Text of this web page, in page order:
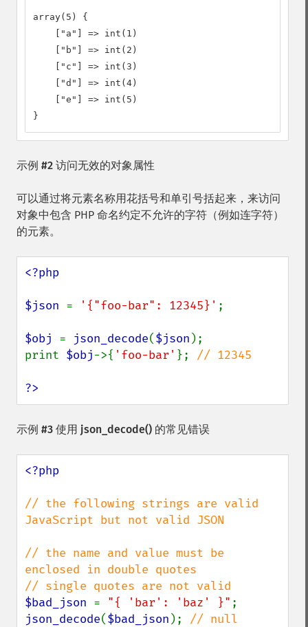
array(5) {
    ["a"] => int(1)
    ["b"] => int(2)
    ["c"] => int(3)
    ["d"] => int(4)
    ["e"] => int(5)
}
示例 #2 访问无效的对象属性
可以通过将元素名称用花括号和单引号括起来，来访问
对象中包含 PHP 命名约定不允许的字符（例如连字符）
的元素。
<?php
$json = '{"foo-bar": 12345}' ;
$obj = json_decode($json );
print $obj->{ 'foo-bar' }; // 12345
?>
示例 #3 使用 json_decode() 的常见错误
<?php
// the following strings are valid
JavaScript but not valid JSON
// the name and value must be
enclosed in double quotes
$bad_json = "{ 'bar': 'baz' }"
json_decode($bad_json ); // null